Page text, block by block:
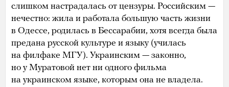
слишком настрадалась от цензуры. Российским —
нечестно: жила и работала большую часть жизни
в Одессе, родилась в Бессарабии, хотя всегда была
предана русской культуре и языку (училась
на филфаке МГУ). Украинским — законно,
но у Муратовой нет ни одного фильма
на украинском языке, которым она не владела.